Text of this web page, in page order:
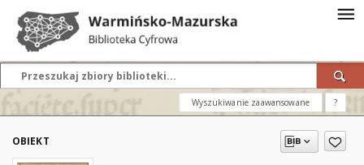
Wyszukiwanie zaawansowane ?
OBIEKT